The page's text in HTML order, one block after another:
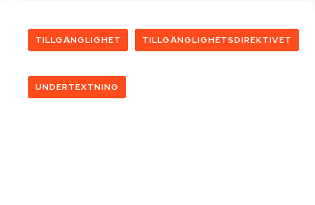
TILLGÄNGLIGHET TILLGÄNGLIGHETSDIREKTIVET
UNDERTEXTNING